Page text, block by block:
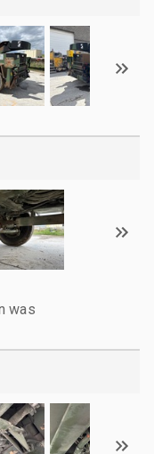
was